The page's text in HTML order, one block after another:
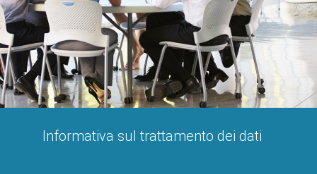
Informativa sul trattamento dei dati